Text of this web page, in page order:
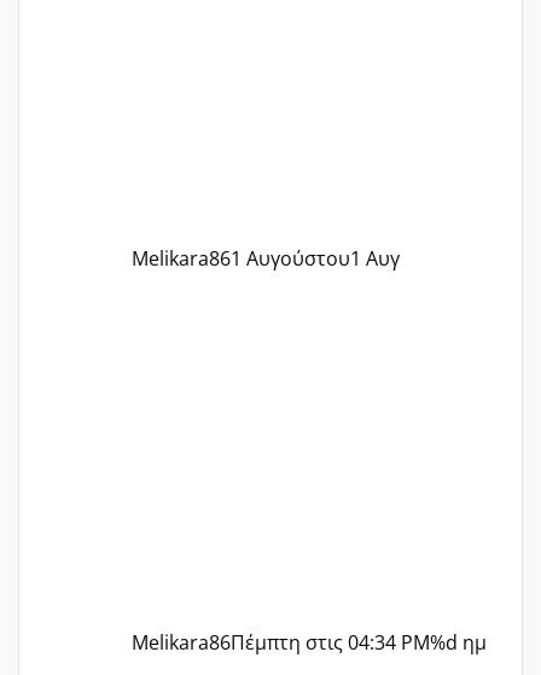
Melikara861 Αυγούστου1 Αυγ
Melikara86Πέμπτη στις 04:34 PM%d ημ